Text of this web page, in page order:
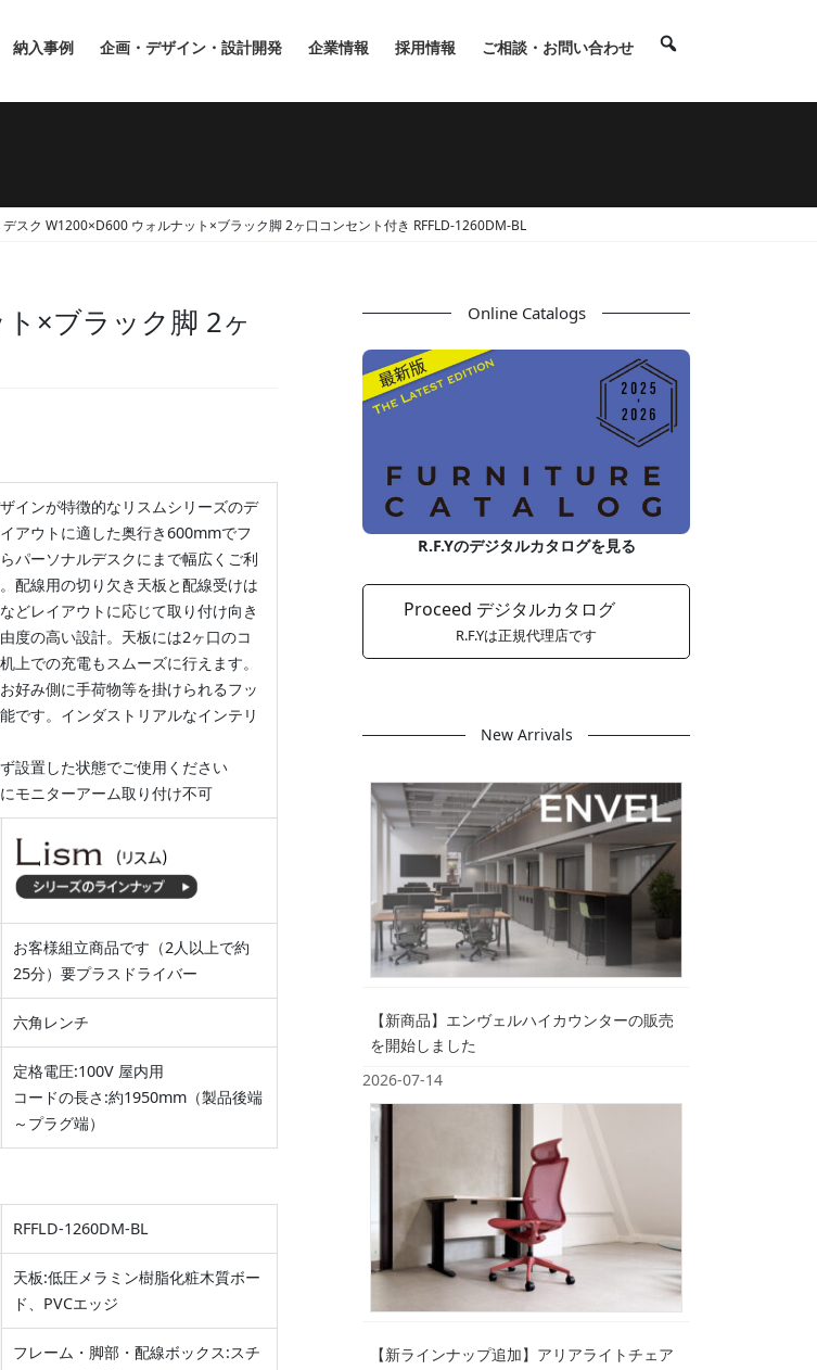
納入事例 企画・デザイン・設計開発 企業情報 採用情報 ご相談・お問い合わせ
デスク W1200×D600 ウォルナット×ブラック脚 2ヶ口コンセント付き RFFLD-1260DM-BL
×ブラック脚 2ヶ
インが特徴的なリスムシリーズのデ
アウトに適した奥行き600mmでフ
パーソナルデスクにまで幅広くご利
配線用の切り欠き天板と配線受けは
どレイアウトに応じて取り付け向き
度の高い設計。天板には2ヶ口のコ
上での充電もスムーズに行えます。
好み側に手荷物等を掛けられるフッ
です。インダストリアルなインテリ
設置した状態でご使用ください
モニターアーム取り付け不可
お客様組立商品です（2人以上で約
25分）要プラスドライバー
六角レンチ
定格電圧:100V 屋内用
コードの長さ:約1950mm（製品後端
～プラグ端）
RFFLD-1260DM-BL
天板:低圧メラミン樹脂化粧木質ボー
ド、PVCエッジ
フレーム・脚部・配線ボックス:スチ
Online Catalogs
R.F.Yのデジタルカタログを見る
Proceed デジタルカタログ
R.F.Yは正規代理店です
New Arrivals
【新商品】エンヴェルハイカウンターの販売
を開始しました
2026-07-14
【新ラインナップ追加】アリアライトチェア